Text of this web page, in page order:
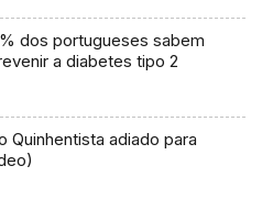
dos portugueses sabem
a diabetes tipo 2
Quinhentista adiado para